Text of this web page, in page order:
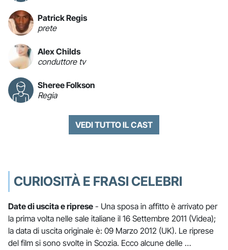
Patrick Regis
prete
Alex Childs
conduttore tv
Sheree Folkson
Regia
VEDI TUTTO IL CAST
CURIOSITÀ E FRASI CELEBRI
Date di uscita e riprese - Una sposa in affitto è arrivato per
la prima volta nelle sale italiane il 16 Settembre 2011 (Videa);
la data di uscita originale è: 09 Marzo 2012 (UK). Le riprese
del film si sono svolte in Scozia. Ecco alcune delle …